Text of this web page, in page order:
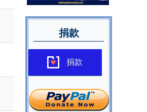
捐款
捐款